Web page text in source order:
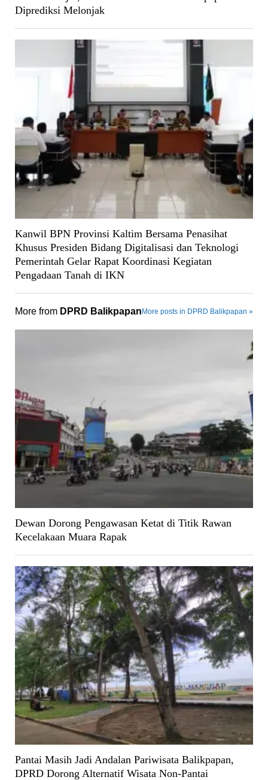
Diprediksi Melonjak
Kanwil BPN Provinsi Kaltim Bersama Penasihat
Khusus Presiden Bidang Digitalisasi dan Teknologi
Pemerintah Gelar Rapat Koordinasi Kegiatan
Pengadaan Tanah di IKN
More from DPRD BalikpapanMore posts in DPRD Balikpapan »
Dewan Dorong Pengawasan Ketat di Titik Rawan
Kecelakaan Muara Rapak
Pantai Masih Jadi Andalan Pariwisata Balikpapan,
DPRD Dorong Alternatif Wisata Non-Pantai